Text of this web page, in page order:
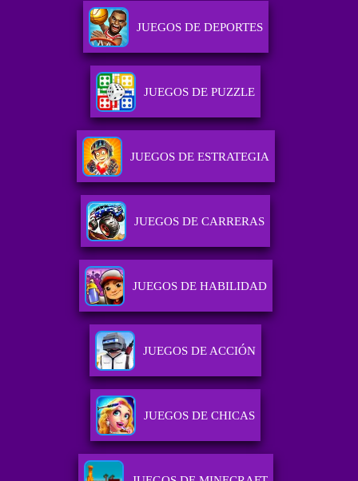
JUEGOS DE DEPORTES
JUEGOS DE PUZZLE
JUEGOS DE ESTRATEGIA
JUEGOS DE CARRERAS
JUEGOS DE HABILIDAD
JUEGOS DE ACCIÓN
JUEGOS DE CHICAS